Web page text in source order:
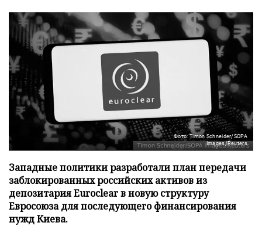
Фото: Timon Schneider/SOPA
Images/Reuters
Западные политики разработали план передачи
заблокированных российских активов из
депозитария Euroclear в новую структуру
Евросоюза для последующего финансирования
нужд Киева.